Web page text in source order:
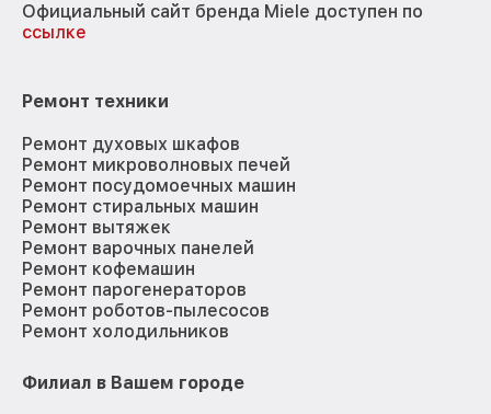
Официальный сайт бренда Miele доступен по
ссылке
Ремонт техники
Ремонт духовых шкафов
Ремонт микроволновых печей
Ремонт посудомоечных машин
Ремонт стиральных машин
Ремонт вытяжек
Ремонт варочных панелей
Ремонт кофемашин
Ремонт парогенераторов
Ремонт роботов-пылесосов
Ремонт холодильников
Филиал в Вашем городе